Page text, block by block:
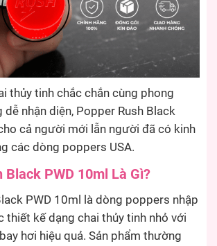
thủy tinh chắc chắn cùng phong
nhận diện, Popper Rush Black
cả người mới lẫn người đã có kinh
các dòng poppers USA.
Black PWD 10ml Là Gì?
PWD 10ml là dòng poppers nhập
thiết kế dạng chai thủy tinh nhỏ với
hơi hiệu quả. Sản phẩm thường